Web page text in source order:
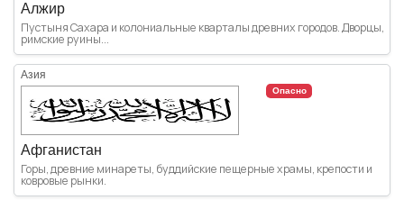
Алжир
Пустыня Сахара и колониальные кварталы древних городов. Дворцы,
римские руины...
Азия
Опасно
Афганистан
Горы, древние минареты, буддийские пещерные храмы, крепости и
ковровые рынки.